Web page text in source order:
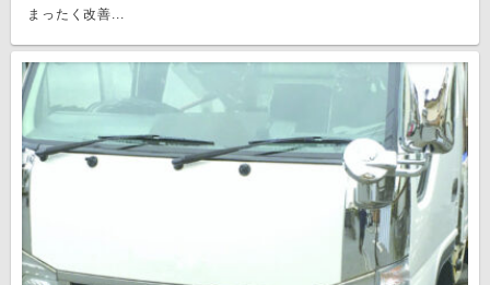
まったく改善...